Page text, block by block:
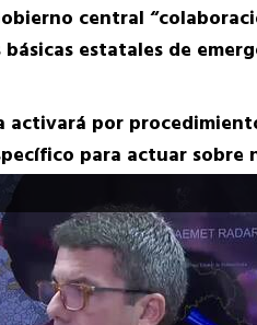
central
estatales de
activará por
para actuar sobre